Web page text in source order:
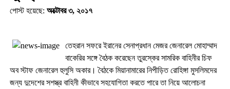
পোস্ট হয়েছে: অক্টোবর ৩, ২০১৭
তেহরান সফরে ইরানের সেনাপ্রধান মেজর জেনারেল মোহাম্মাদ
বাকেরির সঙ্গে বৈঠক করেছেন তুরস্কের সামরিক বাহিনীর চিফ
অব স্টাফ জেনারেল হুলুসি অকার। বৈঠকে মিয়ানামারের নিপীড়িত রোহিঙ্গা মুসলিমদের
জন্য দুদেশের সশস্ত্র বাহিনী কীভাবে সহযোগিতা করতে পারে তা নিয়ে আলোচনা